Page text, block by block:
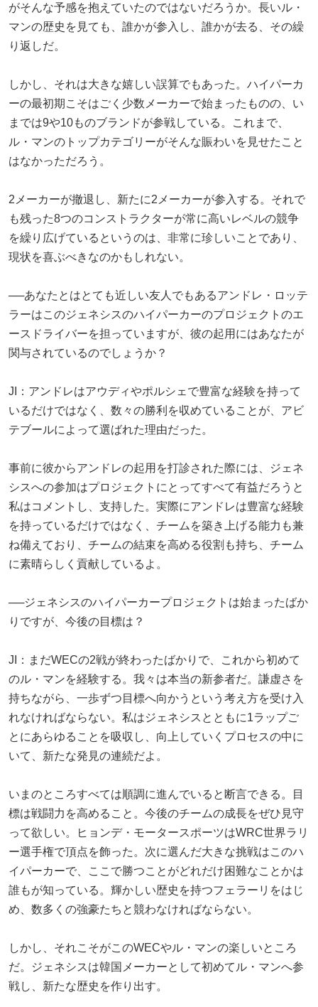
がそんな予感を抱えていたのではないだろうか。長いル・
マンの歴史を見ても、誰かが参入し、誰かが去る、その繰
り返しだ。
しかし、それは大きな嬉しい誤算でもあった。ハイパーカ
ーの最初期こそはごく少数メーカーで始まったものの、い
までは9や10ものブランドが参戦している。これまで、
ル・マンのトップカテゴリーがそんな賑わいを見せたこと
はなかっただろう。
2メーカーが撤退し、新たに2メーカーが参入する。それで
も残った8つのコンストラクターが常に高いレベルの競争
を繰り広げているというのは、非常に珍しいことであり、
現状を喜ぶべきなのかもしれない。
──あなたとはとても近しい友人でもあるアンドレ・ロッテ
ラーはこのジェネシスのハイパーカーのプロジェクトのエ
ースドライバーを担っていますが、彼の起用にはあなたが
関与されているのでしょうか？
JI：アンドレはアウディやポルシェで豊富な経験を持って
いるだけではなく、数々の勝利を収めていることが、アビ
テブールによって選ばれた理由だった。
事前に彼からアンドレの起用を打診された際には、ジェネ
シスへの参加はプロジェクトにとってすべて有益だろうと
私はコメントし、支持した。実際にアンドレは豊富な経験
を持っているだけではなく、チームを築き上げる能力も兼
ね備えており、チームの結束を高める役割も持ち、チーム
に素晴らしく貢献しているよ。
──ジェネシスのハイパーカープロジェクトは始まったばか
りですが、今後の目標は？
JI：まだWECの2戦が終わったばかりで、これから初めて
のル・マンを経験する。我々は本当の新参者だ。謙虚さを
持ちながら、一歩ずつ目標へ向かうという考え方を受け入
れなければならない。私はジェネシスとともに1ラップご
とにあらゆることを吸収し、向上していくプロセスの中に
いて、新たな発見の連続だよ。
いまのところすべては順調に進んでいると断言できる。目
標は戦闘力を高めること。今後のチームの成長をぜひ見守
って欲しい。ヒョンデ・モータースポーツはWRC世界ラリ
ー選手権で頂点を飾った。次に選んだ大きな挑戦はこのハ
イパーカーで、ここで勝つことがどれだけ困難なことかは
誰もが知っている。輝かしい歴史を持つフェラーリをはじ
め、数多くの強豪たちと競わなければならない。
しかし、それこそがこのWECやル・マンの楽しいところ
だ。ジェネシスは韓国メーカーとして初めてル・マンへ参
戦し、新たな歴史を作り出す。